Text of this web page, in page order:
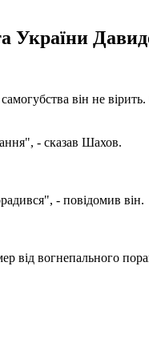
України
він не
- сказав Шахов.
- повідомив він.
від вогнепального